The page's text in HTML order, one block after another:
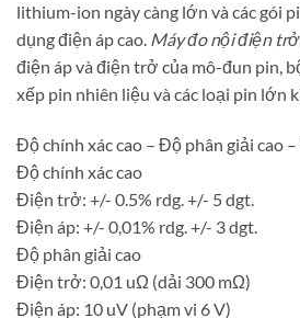
lithium-ion ngày càng lớn và các gói
dụng điện áp cao. Máy đo nội điện
điện áp và điện trở của mô-đun pin,
xếp pin nhiên liệu và các loại pin lớn
Độ chính xác cao – Độ phân giải cao
Độ chính xác cao
Điện trở: +/- 0.5% rdg. +/- 5 dgt.
Điện áp: +/- 0,01% rdg. +/- 3 dgt.
Độ phân giải cao
Điện trở: 0,01 uΩ (dải 300 mΩ)
Điện áp: 10 uV (phạm vi 6 V)